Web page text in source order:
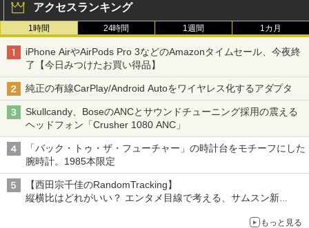
アクセスランキング
1時間 24時間 1週間 1カ月
iPhone AirやAirPods Pro 3などのAmazonタイムセール、今夜終
了【今日みつけたお買い得品】
純正の有線CarPlay/Android Autoをワイヤレス化するアダプタ
Skullcandy、BoseのANCとサウンドチューニング採用の震える
ヘッドフォン「Crusher 1080 ANC」
「バック・トゥ・ザ・フューチャー」の時計台をモチーフにした
腕時計。1985本限定
【西田宗千佳のRandomTracking】
縦横比はどれがいい？ エンタメ目線で考える、サムスン新
もっと見る